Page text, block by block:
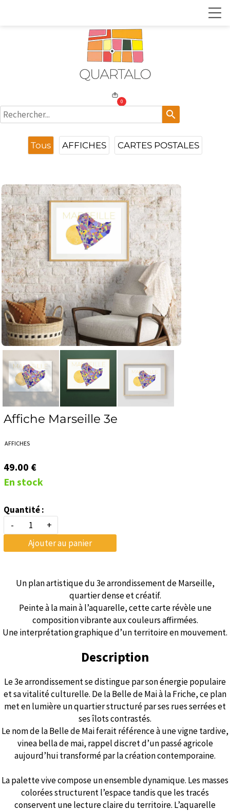
0
search
Tous AFFICHES CARTES POSTALES
Affiche Marseille 3e
AFFICHES
49.00 €
En stock
Quantité :
- +
Ajouter au panier
Un plan artistique du 3e arrondissement de Marseille,
quartier dense et créatif.
Peinte à la main à l’aquarelle, cette carte révèle une
composition vibrante aux couleurs affirmées.
Une interprétation graphique d’un territoire en mouvement.
Description
Le 3e arrondissement se distingue par son énergie populaire
et sa vitalité culturelle. De la Belle de Mai à la Friche, ce plan
met en lumière un quartier structuré par ses rues serrées et
ses îlots contrastés.
Le nom de la Belle de Mai ferait référence à une vigne tardive,
vinea bella de mai, rappel discret d’un passé agricole
aujourd’hui transformé par la création contemporaine.
La palette vive compose un ensemble dynamique. Les masses
colorées structurent l’espace tandis que les tracés
conservent une lecture claire du territoire. L’aquarelle